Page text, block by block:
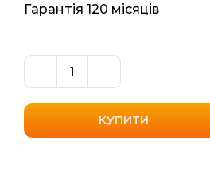
Гарантія 120 місяців
Нагрівальний
мат
WoksMat
160
КУПИТИ